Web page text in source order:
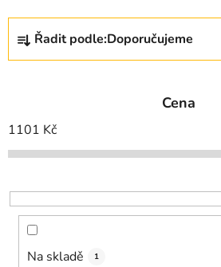
Ř
z
í
p
o
d
Řadit podle:Doporučujeme
Cena
1101 Kč
Na skladě 1